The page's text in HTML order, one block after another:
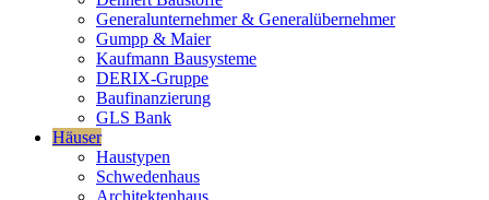
Generalunternehmer & Generalübernehmer
Gumpp & Maier
Kaufmann Bausysteme
DERIX-Gruppe
Baufinanzierung
GLS Bank
Häuser
Haustypen
Schwedenhaus
Architektenhaus